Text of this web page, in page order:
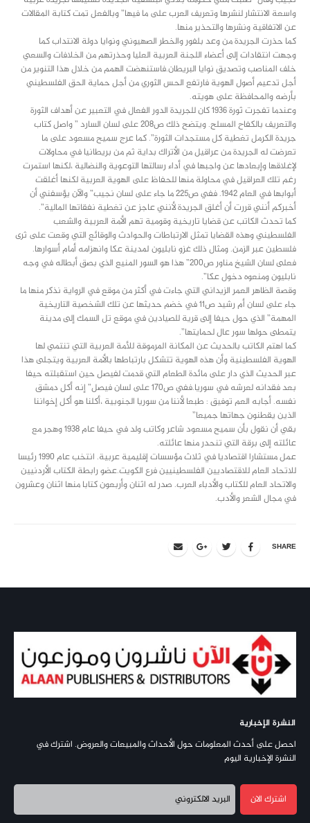
واسعة الانتشار لنشرها وتعريف العرب على ما فيها” وبالفعل تمت كتابة المقالات
عن الاتفاقية ونشرها والتحذير منها.
كما حذرت الجريدة من وعد بلفور والخطر الصهيوني ونوايا دولة الانتداب كما
وجهت انتقادات إلى أعضاء اللجنة العربية العليا وحذرتهم من الخلافات والسعي
خلف المناصب وتصديق نوايا البريطان.فاستنهضت الهمم من خلال هذا التنوير من
أجل تدعيم أصول الهوية فارتفع الحس الثوري من أجل حماية الحق الفلسطيني
بأرضه والمحافظة على هويته.
وعندما تفجرت ثورة ١٩٣٦ كان للجريدة الدور الفعال في التعبير عن أهداف الثورة
والتعريف بالكفاح المسلح. ويتضح ذلك ص٢٠٨ على لسان السارد ” واصل كتاب
جريدة الكرمل تغطية كل مستجدات الثورة”. كما عرج سميح مسعود على ما
تعرضت له الجريدة من عراقيل من الأتراك بداية ثم من بريطانيا في محاولات
لإغلاقها وإبعادها عن واجبها في أداء رسالتها التوعوية والنضالية ،لكنها استمرت
رغم تلك العراقيل في محاولة منها للحفاظ على الهوية العربية لكنها أغلقت
أبوابها في العام ١٩٤٢. ففي ص٢٢٥ ما جاء على لسان نجيب” والآن يؤسفني أن
أخبركم أنني قررت أن أغلق الجريدة لأنني عاجز عن تغطية نفقاتها المالية”.
كما تحدث الكاتب عن قضايا تاريخية وقومية تهم الأمة العربية والشعب
الفلسطيني وهذه القضايا تمثل الارتباطات والحوادث والوقائع التي وقعت على ثرى
فلسطين عبر الزمن. ومثال ذلك غزو نابليون لمدينة عكا وانهزامه أمام أسوارها.
فعلى لسان الشيخ مناور ص٢٠٠” هذا هو السور المنيع الذي بصق أبطاله في وجه
نابليون ومنعوه دخول عكا”.
وقصة الظاهر العمر الزيداني التي جاءت في أكثر من موقع في الرواية نذكر منها ما
جاء على لسان أم رشيد ص١١ في خضم حديثها عن تلك الشخصية التاريخية
المهمة” الذي حول حيفا إلى قرية للصيادين في موقع تل السمك إلى مدينة
يتمطى حولها سور عال لحمايتها”.
كما اهتم الكاتب بالحديث عن المكانة المرموقة للأمة العربية التي تنتمي لها
الهوية الفلسطينية وأن هذه الهوية تتشكل بارتباطها بالأمة العربية ويتجلى هذا
عبر الحديث الذي دار على مائدة الطعام التي قدمت لفيصل حين استقبلته حيفا
بعد فقدانه لعرشه في سوريا.ففي ص١٧٠ على لسان فيصل” إنه أكل دمشق
نفسه. أجابه العم توفيق : طبعا لأننا من سوريا الجنوبية ،أكلنا هو أكل إخواننا
الذين يقطنون جهاتها جميعا”
بقي أن نقول بأن سميح مسعود شاعر وكاتب ولد في حيفا عام ١٩٣٨ وهجر مع
عائلته إلى برقة التي تنحدر منها عائلته.
عمل مستشارا اقتصاديا في ثلاث مؤسسات إقليمية عربية. انتخب عام ١٩٩٠ رئيسا
للاتحاد العام للاقتصاديين الفلسطينيين فرع الكويت.عضو رابطة الكتاب الأردنيين
والاتحاد العام للكتاب والأدباء العرب. صدر له اثنان وأربعون كتابا منها اثنان وعشرون
في مجال الشعر والأدب.
SHARE
النشرة الإخبارية
احصل على أحدث المعلومات حول الأحداث والمبيعات والعروض. اشترك في
النشرة الإخبارية اليوم